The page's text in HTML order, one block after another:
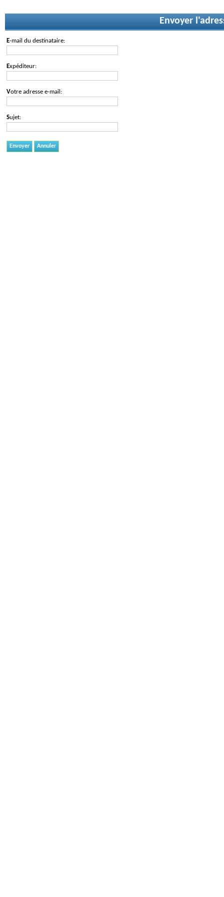
Envoyer
E-mail du destinataire:
Expéditeur:
Votre adresse e-mail:
Sujet:
Envoyer Annuler